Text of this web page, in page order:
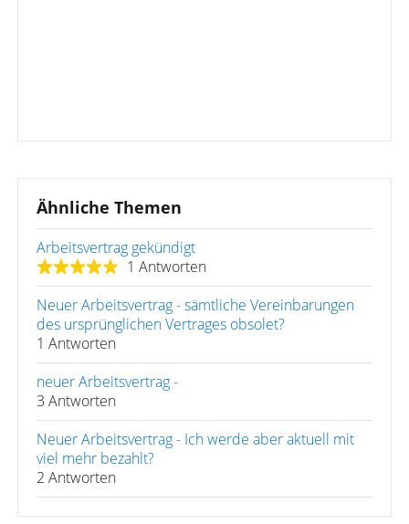
Ähnliche Themen
Arbeitsvertrag gekündigt
1 Antworten
Neuer Arbeitsvertrag - sämtliche Vereinbarungen
des ursprünglichen Vertrages obsolet?
1 Antworten
neuer Arbeitsvertrag -
3 Antworten
Neuer Arbeitsvertrag - Ich werde aber aktuell mit
viel mehr bezahlt?
2 Antworten